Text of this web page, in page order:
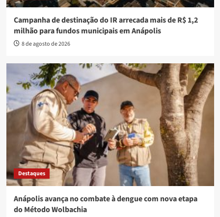
Campanha de destinação do IR arrecada mais de R$ 1,2
milhão para fundos municipais em Anápolis
8 de agosto de 2026
Destaques
Anápolis avança no combate à dengue com nova etapa
do Método Wolbachia